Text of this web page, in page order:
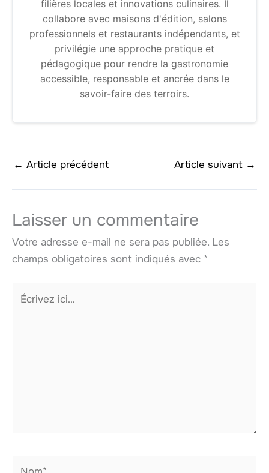
filières locales et innovations culinaires. Il
collabore avec maisons d'édition, salons
professionnels et restaurants indépendants, et
privilégie une approche pratique et
pédagogique pour rendre la gastronomie
accessible, responsable et ancrée dans le
savoir-faire des terroirs.
← Article précédent Article suivant →
Laisser un commentaire
Votre adresse e-mail ne sera pas publiée. Les
champs obligatoires sont indiqués avec *
Écrivez